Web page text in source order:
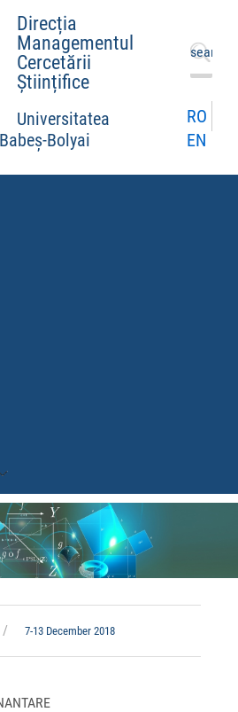
Direcția
Managementul
Cercetării
Științifice
Universitatea
Babeș-Bolyai
Search
for:
RO
EN
7-13 December 2018